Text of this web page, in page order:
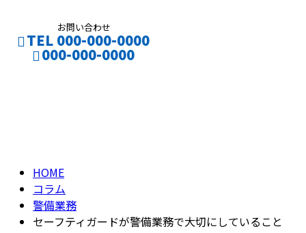
お問い合わせ
TEL 000-000-0000
000-000-0000
HOME
コラム
警備業務
セーフティガードが警備業務で大切にしていること